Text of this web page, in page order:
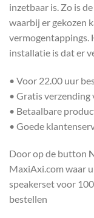
inzetbaar is. Zo is
waarbij er gekozen
vermogentappings.
installatie is dat er
• Voor 22.00 uur
• Gratis verzending
• Betaalbare
• Goede
Door op de button
MaxiAxi.com waar
speakerset voor
bestellen